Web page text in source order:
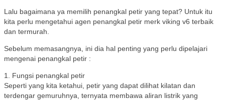
Lalu bagaimana ya memilih penangkal petir yang tepat? Untuk itu
kita perlu mengetahui agen penangkal petir merk viking v6 terbaik
dan termurah.
Sebelum memasangnya, ini dia hal penting yang perlu dipelajari
mengenai penangkal petir :
1. Fungsi penangkal petir
Seperti yang kita ketahui, petir yang dapat dilihat kilatan dan
terdengar gemuruhnya, ternyata membawa aliran listrik yang